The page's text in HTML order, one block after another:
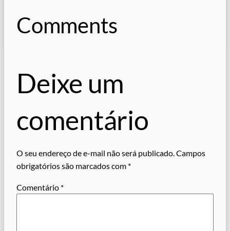
Comments
Deixe um
comentário
O seu endereço de e-mail não será publicado.Campos
obrigatórios são marcados com *
Comentário *